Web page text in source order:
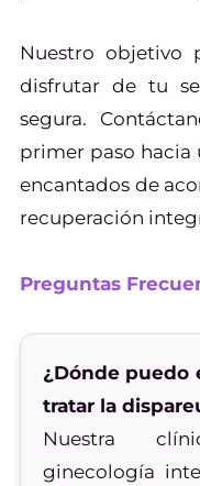
Nuestro objetivo
disfrutar de tu
segura.
primer paso hacia
encantados de
recuperación
Preguntas
¿Dónde puedo
tratar la
Nuestra
ginecología